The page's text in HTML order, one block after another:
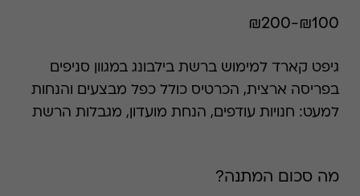
₪100-₪200
גיפט קארד למימוש ברשת בילבונג במגוון סניפים
בפריסה ארצית, הכרטיס כולל כפל מבצעים והנחות
למעט: חנויות עודפים, הנחת מועדון, מגבלות הרשת
מה סכום המתנה?